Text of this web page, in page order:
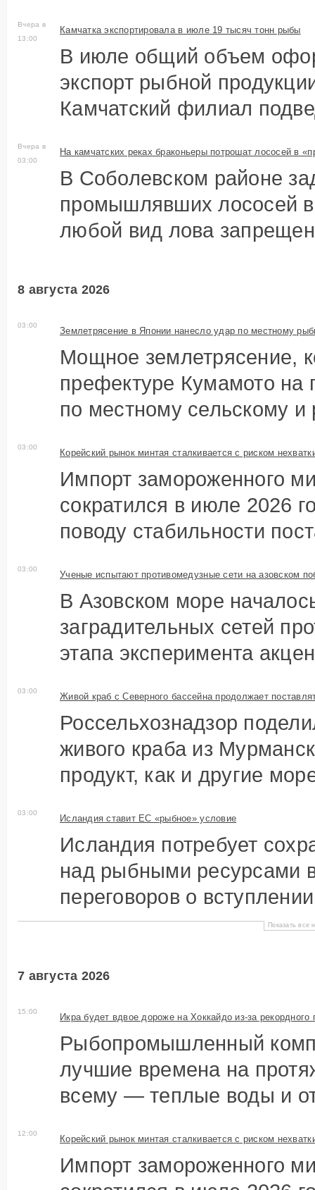
Вчера в
13:00
Камчатка экспортировала в июле 19 тысяч тонн рыбы
В июле общий объем
экспорт рыбной
Камчатский филиал
Вчера в
03:00
На камчатских реках браконьеры потрошат лососей в
В Соболевском районе
промышлявших лососей
любой вид лова
8 августа 2026
03:00
Землетрясение в Японии нанесло удар по местному
Мощное землетрясение,
префектуре Кумамото на
по местному сельскому и
03:00
Корейский рынок минтая сталкивается с риском
Импорт замороженного
сократился в июле 2026
поводу стабильности
03:00
Ученые испытают противомедузные сети на азовском
В Азовском море
заградительных сетей
этапа эксперимента
03:00
Живой краб с Северного бассейна продолжает
Россельхознадзор
живого краба из
продукт, как и другие
03:00
Исландия ставит ЕС «рыбное» условие
Исландия потребует
над рыбными ресурсами
переговоров о
Показать все
7 августа 2026
15:00
Икра будет вдвое дороже на Хоккайдо из-за
Рыбопромышленный
лучшие времена на
всему — теплые воды и
12:00
Корейский рынок минтая сталкивается с риском
Импорт замороженного